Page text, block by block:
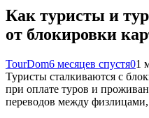
Как туристы и
от блокировки
TourDom6 месяцев спустя01
Туристы сталкиваются с
при оплате туров и
переводов между физлицами,